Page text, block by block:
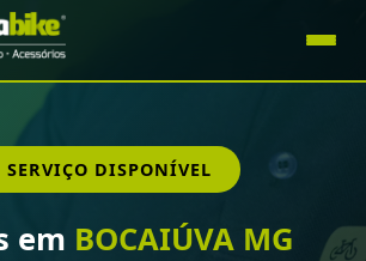
DISPONÍVEL
em BOCAIÚVA MG